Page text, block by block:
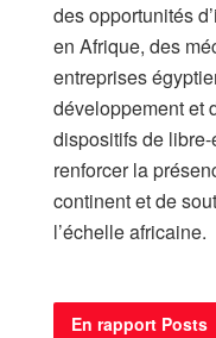
des opportunités
en Afrique, des
entreprises
développement et
dispositifs de
renforcer la
continent et de
l’échelle africaine.
En rapport Posts